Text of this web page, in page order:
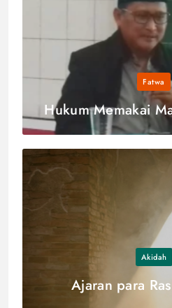
Fatwa
Hukum Memakai
Akidah
Ajaran para